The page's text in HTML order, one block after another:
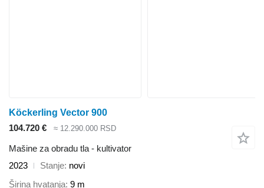
Köckerling Vector 900
104.720 €
≈ 12.290.000 RSD
Mašine za obradu tla - kultivator
2023
Stanje novi
Širina hvatanja 9 m